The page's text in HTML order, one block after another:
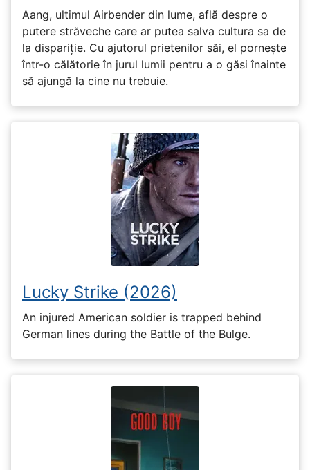
Aang, ultimul Airbender din lume, află despre o
putere străveche care ar putea salva cultura sa de
la dispariție. Cu ajutorul prietenilor săi, el pornește
într-o călătorie în jurul lumii pentru a o găsi înainte
să ajungă la cine nu trebuie.
Lucky Strike (2026)
An injured American soldier is trapped behind
German lines during the Battle of the Bulge.